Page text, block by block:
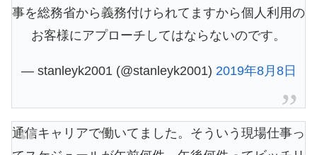
事を総務省から義務付けられてますから個人利用の
お客様にアプローチしてはならないのです。
— stanleyk2001 (@stanleyk2001) 2019年8月8日
通信キャリアで働いてました。そういう現場仕事っ